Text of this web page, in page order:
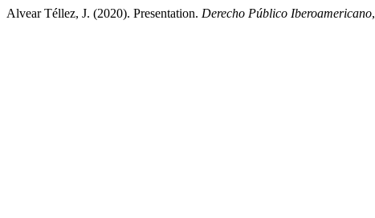
Alvear Téllez, J. (2020). Presentation. Derecho Público Iberoamericano,